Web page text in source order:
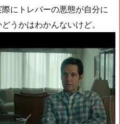
にトレバーの悪態が自分に
うかはわかんないけど。